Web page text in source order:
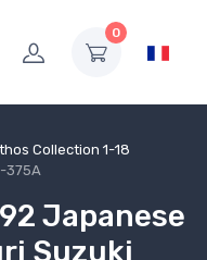
0
Collection 1-18
375A
Japanese
Suzuki